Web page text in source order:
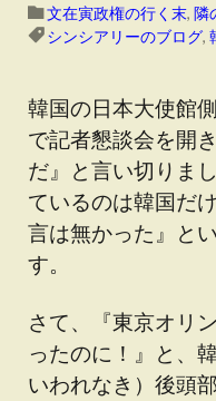
文在寅政権の行く末, 隣
シンシアリーのブログ,
韓国の日本大使館
で記者懇談会を開
だ』と言い切りま
ているのは韓国だ
言は無かった』と
す。
さて、『東京オリ
ったのに！』と、
いわれなき）後頭